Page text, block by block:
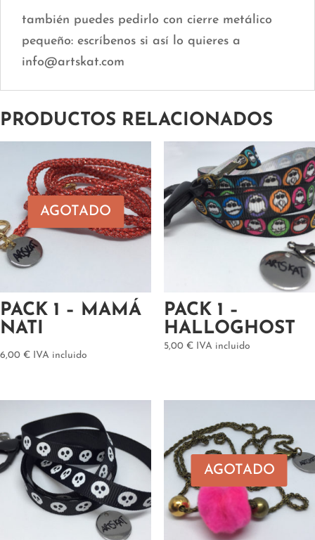
también puedes pedirlo con cierre metálico
pequeño: escríbenos si así lo quieres a
info@artskat.com
PRODUCTOS RELACIONADOS
PACK 1 – MAMÁ
NATI
6,00 € IVA incluido
AGOTADO
PACK 1 –
HALLOGHOST
5,00 € IVA incluido
AGOTADO